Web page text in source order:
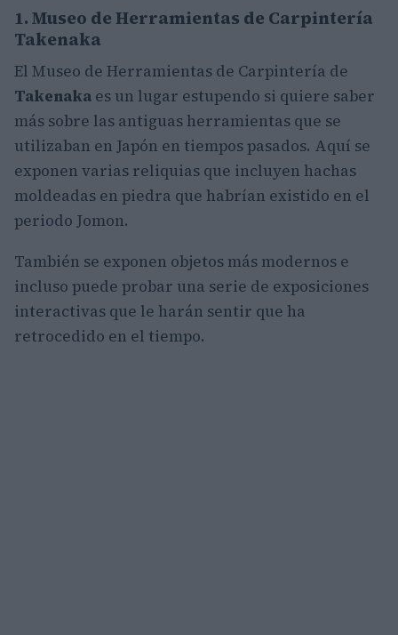
1. Museo de Herramientas de Carpintería
Takenaka
El Museo de Herramientas de Carpintería de
Takenaka es un lugar estupendo si quiere saber
más sobre las antiguas herramientas que se
utilizaban en Japón en tiempos pasados. Aquí se
exponen varias reliquias que incluyen hachas
moldeadas en piedra que habrían existido en el
periodo Jomon.
También se exponen objetos más modernos e
incluso puede probar una serie de exposiciones
interactivas que le harán sentir que ha
retrocedido en el tiempo.